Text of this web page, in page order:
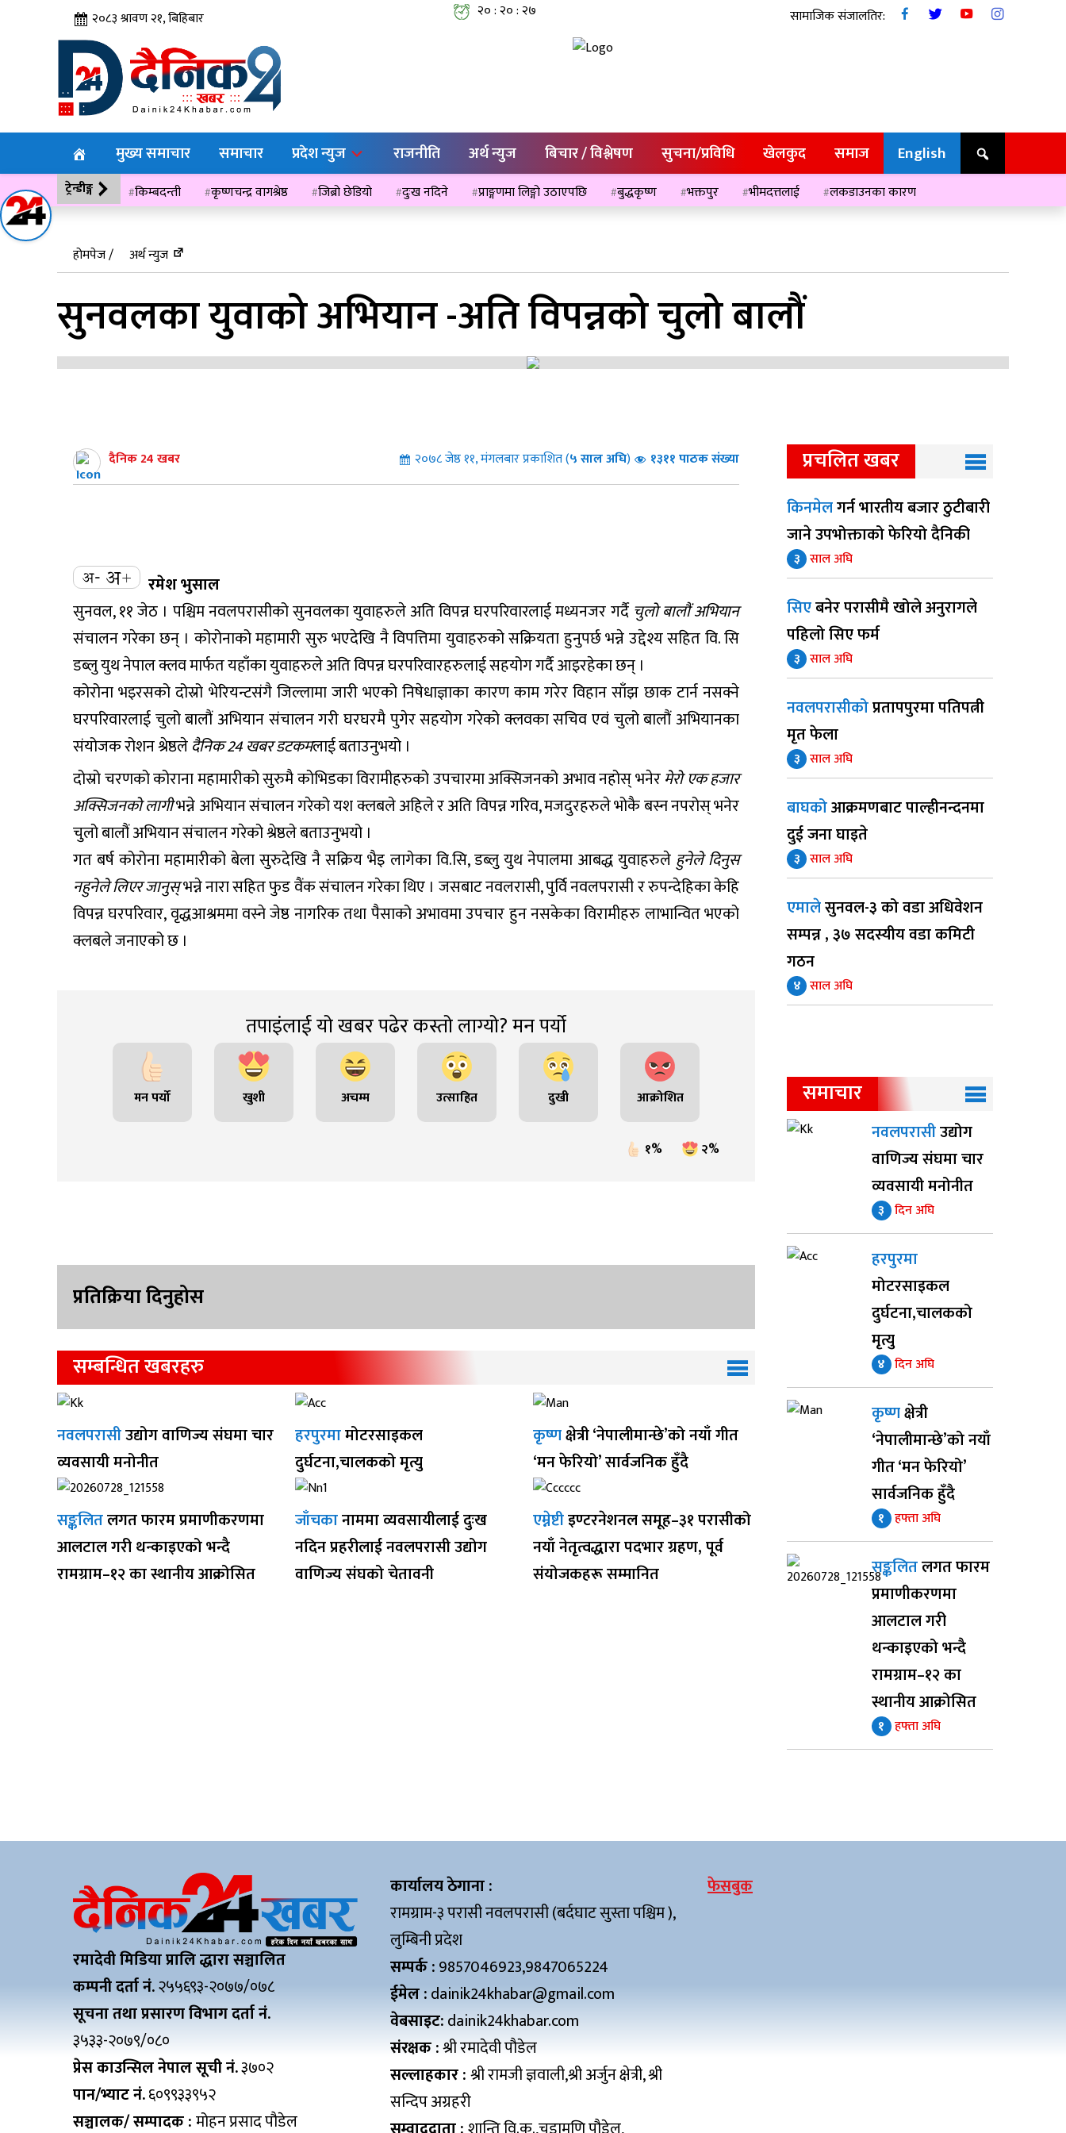
२०८३ श्रावण २१, बिहिबार २० : २० : २७ सामाजिक संजालतिर:
मुख्य समाचार समाचार प्रदेश न्युज राजनीति अर्थ न्युज बिचार / विश्लेषण सुचना/प्रविधि खेलकुद समाज English
ट्रेन्डीङ्ग किम्बदन्ती कृष्णचन्द्र वागश्रेष्ठ जिब्रो छेडियो दुःख नदिने प्राङ्गणमा लिङ्गो उठाएपछि बुद्धकृष्ण भक्तपुर भीमदत्तलाई
लकडाउनका कारण
होमपेज /
अर्थ न्युज
सुनवलका युवाको अभियान -अति विपन्नको चुलो बालौं
दैनिक 24 खबर २०७८ जेष्ठ ११, मंगलबार प्रकाशित (५साल अघि) १३११ पाठक संख्या
रमेश भुसाल
सुनवल, ११ जेठ । पश्चिम नवलपरासीको सुनवलका युवाहरुले अति विपन्न घरपरिवारलाई मध्यनजर गर्दैचुलो बालौं अभियान
संचालन गरेका छन् । कोरोनाको महामारी सुरु भएदेखि नै विपत्तिमा युवाहरुको सक्रियता हुनुपर्छ भन्ने उद्देश्य सहित वि. सि
डब्लु युथ नेपाल क्लव मार्फत यहाँका युवाहरुले अति विपन्न घरपरिवारहरुलाई सहयोग गर्दै आइरहेका छन् ।
कोरोना भइरसको दोस्रो भेरियन्टसंगै जिल्लामा जारी भएको निषेधाज्ञाका कारण काम गरेर विहान साँझ छाक टार्न नसक्ने
घरपरिवारलाई चुलो बालौं अभियान संचालन गरी घरघरमै पुगेर सहयोग गरेको क्लवका सचिव एवं चुलो बालौं अभियानका
संयोजक रोशन श्रेष्ठलेदैनिक 24 खबर डटकमलाई बताउनुभयो ।
दोस्रो चरणको कोराना महामारीको सुरुमै कोभिडका विरामीहरुको उपचारमा अक्सिजनको अभाव नहोस् भनेरमेरो एक हजार
अक्सिजनको लागीभन्ने अभियान संचालन गरेको यश क्लबले अहिले र अति विपन्न गरिव, मजदुरहरुले भोकै बस्न नपरोस् भनेर
चुलो बालौं अभियान संचालन गरेको श्रेष्ठले बताउनुभयो ।
गत बर्ष कोरोना महामारीको बेला सुरुदेखि नै सक्रिय भैइ लागेका वि.सि, डब्लु युथ नेपालमा आबद्ध युवाहरुलेहुनेले दिनुस
नहुनेले लिएर जानुस्भन्ने नारा सहित फुड वैंक संचालन गरेका थिए । जसबाट नवलरासी, पुर्वि नवलपरासी र रुपन्देहिका केहि
विपन्न घरपरिवार, वृद्धआश्रममा वस्ने जेष्ठ नागरिक तथा पैसाको अभावमा उपचार हुन नसकेका विरामीहरु लाभान्वित भएको
क्लबले जनाएको छ ।
तपाइंलाई यो खबर पढेर कस्तो लाग्यो? मन पर्यो
मन पर्यो खुशी अचम्म उत्साहित दुखी आक्रोशित
१% २%
प्रतिक्रिया दिनुहोस
सम्बन्धित खबरहरु
नवलपरासीउद्योग वाणिज्य संघमा चार
व्यवसायी मनोनीत
हरपुरमामोटरसाइकल
दुर्घटना,चालकको मृत्यु
कृष्णक्षेत्री ‘नेपालीमान्छे’को नयाँ गीत
‘मन फेरियो’ सार्वजनिक हुँदै
सङ्कलितलगत फारम प्रमाणीकरणमा
आलटाल गरी थन्काइएको भन्दै
रामग्राम–१२ का स्थानीय आक्रोसित
जाँचकानाममा व्यवसायीलाई दुःख
नदिन प्रहरीलाई नवलपरासी उद्योग
वाणिज्य संघको चेतावनी
एम्नेष्टीइण्टरनेशनल समूह–३१ परासीको
नयाँ नेतृत्वद्धारा पदभार ग्रहण, पूर्व
संयोजकहरू सम्मानित
प्रचलित खबर
किनमेलगर्न भारतीय बजार ठुटीबारी
जाने उपभोक्ताको फेरियो दैनिकी
३ साल अघि
सिएबनेर परासीमै खोले अनुरागले
पहिलो सिए फर्म
३ साल अघि
नवलपरासीकोप्रतापपुरमा पतिपत्नी
मृत फेला
३ साल अघि
बाघकोआक्रमणबाट पाल्हीनन्दनमा
दुई जना घाइते
३ साल अघि
एमालेसुनवल-३ को वडा अधिवेशन
सम्पन्न , ३७ सदस्यीय वडा कमिटी
गठन
४ साल अघि
समाचार
नवलपरासीउद्योग
वाणिज्य संघमा चार
व्यवसायी मनोनीत
३ दिन अघि
हरपुरमा
मोटरसाइकल
दुर्घटना,चालकको
मृत्यु
४ दिन अघि
कृष्णक्षेत्री
‘नेपालीमान्छे’को नयाँ
गीत ‘मन फेरियो’
सार्वजनिक हुँदै
१ हफ्ता अघि
सङ्कलितलगत फारम
प्रमाणीकरणमा
आलटाल गरी
थन्काइएको भन्दै
रामग्राम–१२ का
स्थानीय आक्रोसित
१ हफ्ता अघि
रमादेवी मिडिया प्रालि द्धारा सञ्चालित
कम्पनी दर्ता नं.२५५६९३-२०७७/०७८
सूचना तथा प्रसारण विभाग दर्ता नं.
३५३३-२०७९/०८०
प्रेस काउन्सिल नेपाल सूची नं.३७०२
पान/भ्याट नं.६०९९३३९५२
सञ्चालक/ सम्पादक :मोहन प्रसाद पौडेल
कार्यालय ठेगाना :
रामग्राम-३ परासी नवलपरासी (बर्दघाट सुस्ता पश्चिम ),
लुम्बिनी प्रदेश
सम्पर्क :9857046923,9847065224
ईमेल :dainik24khabar@gmail.com
वेबसाइट:dainik24khabar.com
संरक्षक :श्री रमादेवी पौडेल
सल्लाहकार :श्री रामजी ज्ञवाली,श्री अर्जुन क्षेत्री, श्री
सन्दिप अग्रहरी
फेसबुक